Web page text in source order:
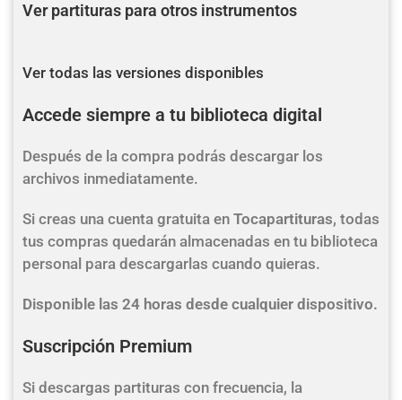
Ver partituras para otros instrumentos
Ver todas las versiones disponibles
Accede siempre a tu biblioteca digital
Después de la compra podrás descargar los
archivos inmediatamente.
Si creas una cuenta gratuita en Tocapartituras, todas
tus compras quedarán almacenadas en tu biblioteca
personal para descargarlas cuando quieras.
Disponible las 24 horas desde cualquier dispositivo.
Suscripción Premium
Si descargas partituras con frecuencia, la